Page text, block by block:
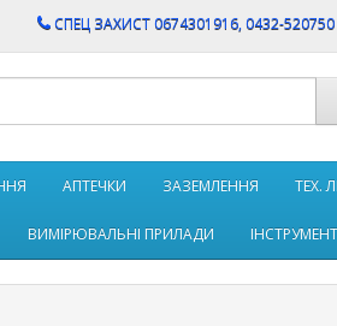
CПЕЦ ЗАХИСТ 0674301916, 0432-
АПТЕЧКИ ЗАЗЕМЛЕННЯ ТЕХ.
ВИМІРЮВАЛЬНІ ПРИЛАДИ ІНСТРУМЕНТ